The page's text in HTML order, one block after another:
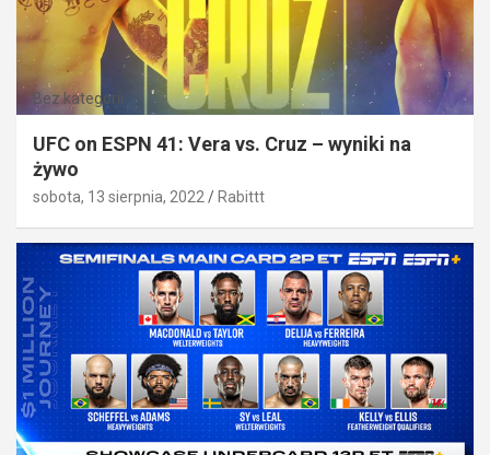
Bez kategorii
UFC on ESPN 41: Vera vs. Cruz – wyniki na
żywo
sobota, 13 sierpnia, 2022 Rabittt